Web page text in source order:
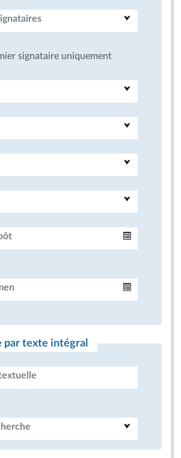
signataire uniquement
par texte intégral